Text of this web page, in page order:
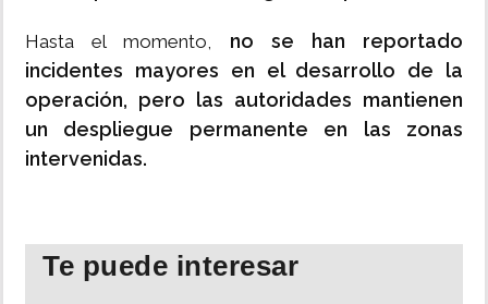
Hasta el momento, no se han reportado
incidentes mayores en el desarrollo de la
operación, pero las autoridades mantienen
un despliegue permanente en las zonas
intervenidas.
Te puede interesar